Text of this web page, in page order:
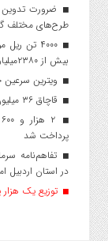
ضرورت
طرح‌های مختلف
۴۰۰۰ تن
بیش از ۲۳۸۰میلیارد تومان اعتبار در ۸ ماه گذشته
ویترین سرعین
قاچاق ۳۶ میلیون لیتر سوخت در مشگین‌شهر متوقف شد
پرداخت شد
در استان اردبیل
توزیع یک